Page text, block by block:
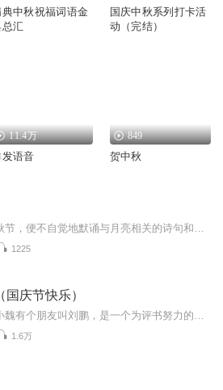
典中秋祝福词语金
汇
国庆中秋系列打卡活
动（完结）
11.4万
发语音
849
贺中秋
1225
国庆节快乐）
1.6万